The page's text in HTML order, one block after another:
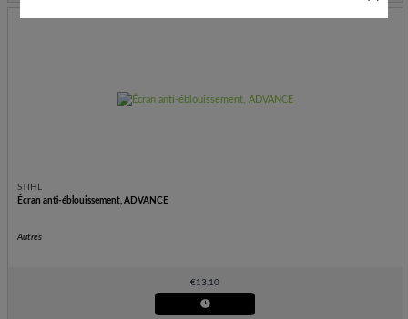
STIHL
Écran anti-éblouissement, ADVANCE
Autres
€13.10